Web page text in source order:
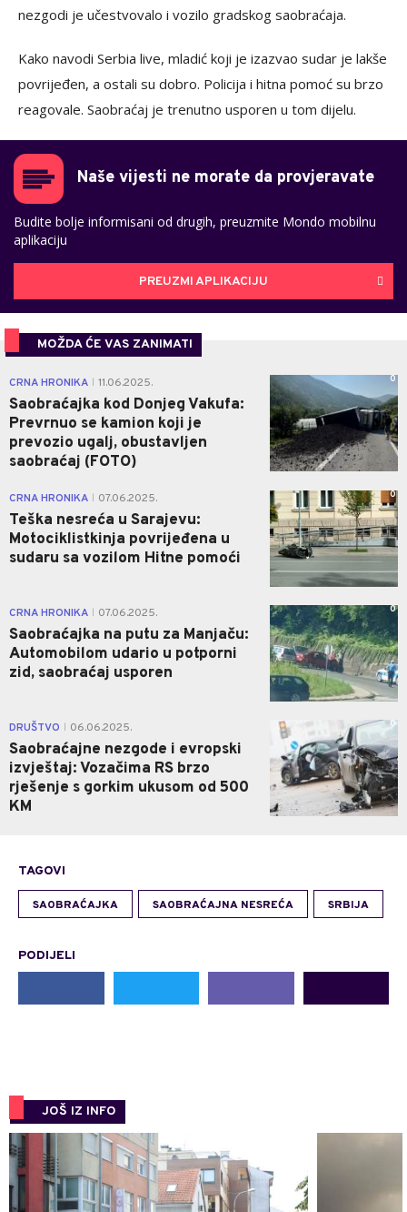
nezgodi je učestvovalo i vozilo gradskog saobraćaja.
Kako navodi Serbia live, mladić koji je izazvao sudar je lakše
povrijeđen, a ostali su dobro. Policija i hitna pomoć su brzo
reagovale. Saobraćaj je trenutno usporen u tom dijelu.
Naše vijesti ne morate da provjeravate
Budite bolje informisani od drugih, preuzmite Mondo mobilnu
aplikaciju
PREUZMI APLIKACIJU
MOŽDA ĆE VAS ZANIMATI
CRNA HRONIKA 11.06.2025.
Saobraćajka kod Donjeg Vakufa:
Prevrnuo se kamion koji je
prevozio ugalj, obustavljen
saobraćaj (FOTO)
0
CRNA HRONIKA 07.06.2025.
Teška nesreća u Sarajevu:
Motociklistkinja povrijeđena u
sudaru sa vozilom Hitne pomoći
0
CRNA HRONIKA 07.06.2025.
Saobraćajka na putu za Manjaču:
Automobilom udario u potporni
zid, saobraćaj usporen
0
DRUŠTVO 06.06.2025.
Saobraćajne nezgode i evropski
izvještaj: Vozačima RS brzo
rješenje s gorkim ukusom od 500
KM
0
TAGOVI
SAOBRAĆAJKA SAOBRAĆAJNA NESREĆA SRBIJA
PODIJELI
JOŠ IZ INFO